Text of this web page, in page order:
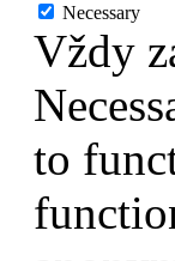
Necessary
Vždy
to